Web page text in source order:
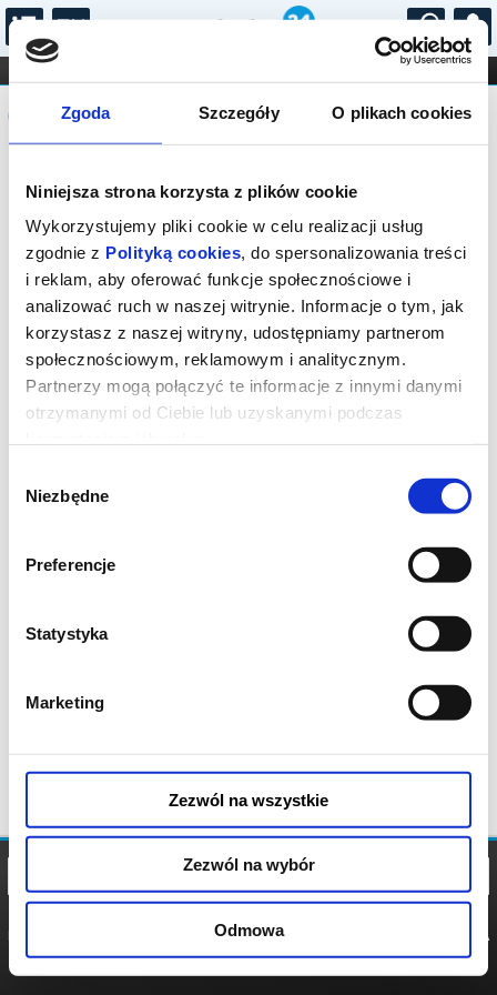
Zgoda Szczegóły O plikach cookies
Niniejsza strona korzysta z plików cookie
Wykorzystujemy pliki cookie w celu realizacji usług
zgodnie z Polityką cookies, do spersonalizowania treści
i reklam, aby oferować funkcje społecznościowe i
analizować ruch w naszej witrynie. Informacje o tym, jak
korzystasz z naszej witryny, udostępniamy partnerom
społecznościowym, reklamowym i analitycznym.
Partnerzy mogą połączyć te informacje z innymi danymi
otrzymanymi od Ciebie lub uzyskanymi podczas
zgody
Niezbędne
Preferencje
Statystyka
Marketing
Zezwól na wszystkie
Zezwól na wybór
Odmowa
...
FILHARMONIA OPERA I BALET
STAND-UP
DLA DZIECI
Komunikat
Sprzedaż biletów on-line na wydarzenie
została zakończona.
POLITYKA
POLITYKA